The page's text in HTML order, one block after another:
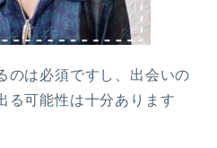
のは必須ですし、出会いの
る可能性は十分あります